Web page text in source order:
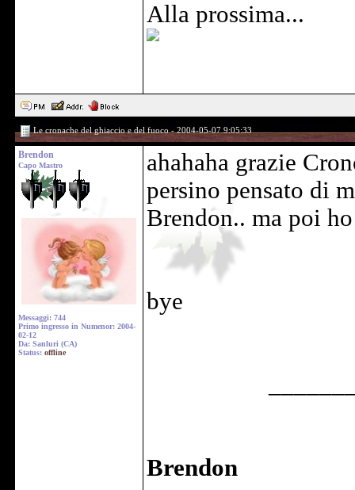
Alla prossima...
Le cronache del ghiaccio e del fuoco - 2004-05-07 9:05:33
Brendon
Capo Mastro
Messaggi: 744
Primo ingresso in Numenor: 2004-
02-12
Da: Sanluri (CA)
Status: offline
ahahaha grazie
persino pensato di
Brendon.. ma poi
bye
Brendon